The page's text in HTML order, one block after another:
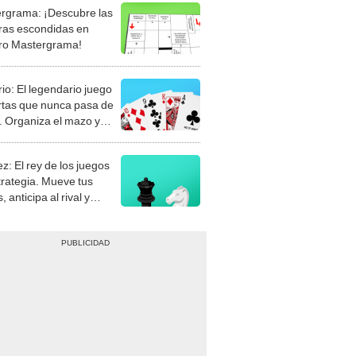
¡Descubre las
escondidas en
Mastergrama!
El legendario juego
que nunca pasa de
Organiza el mazo y
El rey de los juegos
Mueve tus
anticipa al rival y